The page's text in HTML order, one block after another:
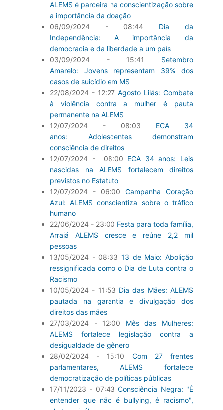
ALEMS é parceira na conscientização sobre
a importância da doação
06/09/2024 - 08:44 Dia da
Independência: A importância da
democracia e da liberdade a um país
03/09/2024 - 15:41 Setembro
Amarelo: Jovens representam 39% dos
casos de suicídio em MS
22/08/2024 - 12:27 Agosto Lilás: Combate
à violência contra a mulher é pauta
permanente na ALEMS
12/07/2024 - 08:03 ECA 34
anos: Adolescentes demonstram
consciência de direitos
12/07/2024 - 08:00 ECA 34 anos: Leis
nascidas na ALEMS fortalecem direitos
previstos no Estatuto
12/07/2024 - 06:00 Campanha Coração
Azul: ALEMS conscientiza sobre o tráfico
humano
22/06/2024 - 23:00 Festa para toda família,
Arraiá ALEMS cresce e reúne 2,2 mil
pessoas
13/05/2024 - 08:33 13 de Maio: Abolição
ressignificada como o Dia de Luta contra o
Racismo
10/05/2024 - 11:53 Dia das Mães: ALEMS
pautada na garantia e divulgação dos
direitos das mães
27/03/2024 - 12:00 Mês das Mulheres:
ALEMS fortalece legislação contra a
desigualdade de gênero
28/02/2024 - 15:10 Com 27 frentes
parlamentares, ALEMS fortalece
democratização de políticas públicas
17/11/2023 - 07:43Consciência Negra: "É
entender que não é bullying, é racismo",